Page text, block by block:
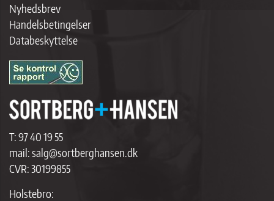
Nyhedsbrev
Handelsbetingelser
Databeskyttelse
T:97 40 19 55
mail:salg@sortberghansen.dk
CVR: 30199855
Holstebro: